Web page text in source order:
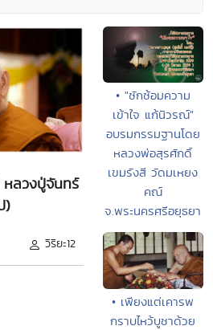
หลวงปู่จันทร์
)
วิริยะ12
• "ซักซ้อมความ
เข้าใจ แก้นิวรณ์"
อบรมกรรมฐานโดย
หลวงพ่อสุรศักดิ์
เขมรังสี วัดมเหยง
คณ์
จ.พระนครศรีอยุธยา
• เพียงแต่เคารพ
กราบไหว้บูชาด้วย